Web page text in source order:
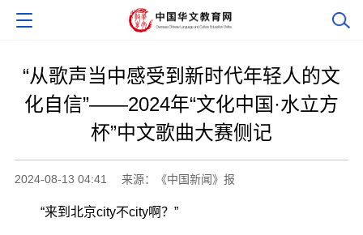
“从歌声当中感受到新时代年轻人的文
化自信”——2024年“文化中国·水立方
杯”中文歌曲大赛侧记
2024-08-13 04:41 来源：《中国新闻》报
“来到北京city不city啊？”